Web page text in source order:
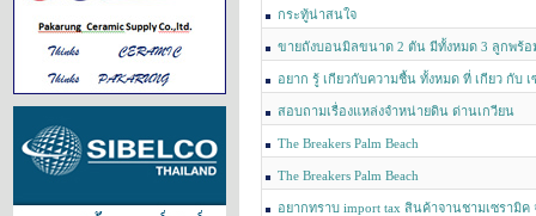
กระทู้น่าสนใจ
ขายถังบอนมิลขนาด 2 ตัน มีทั้งหมด 3 ลูกพร้อ
อยาก รู้ เกียวกับความชื้น ทั้งหมด ที่ เกียว กับ
สอบถามเรื่องแหล่งจำหน่ายดิน ด่านเกวียน
The Breakers Palm Beach
The Breakers Palm Beach
อยากทราบ import tax สินค้าจานชามเซรามิค